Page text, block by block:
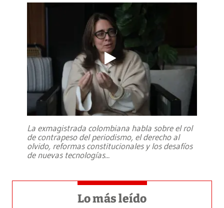
La exmagistrada colombiana habla sobre el rol
de contrapeso del periodismo, el derecho al
olvido, reformas constitucionales y los desafíos
de nuevas tecnologías...
Lo más leído